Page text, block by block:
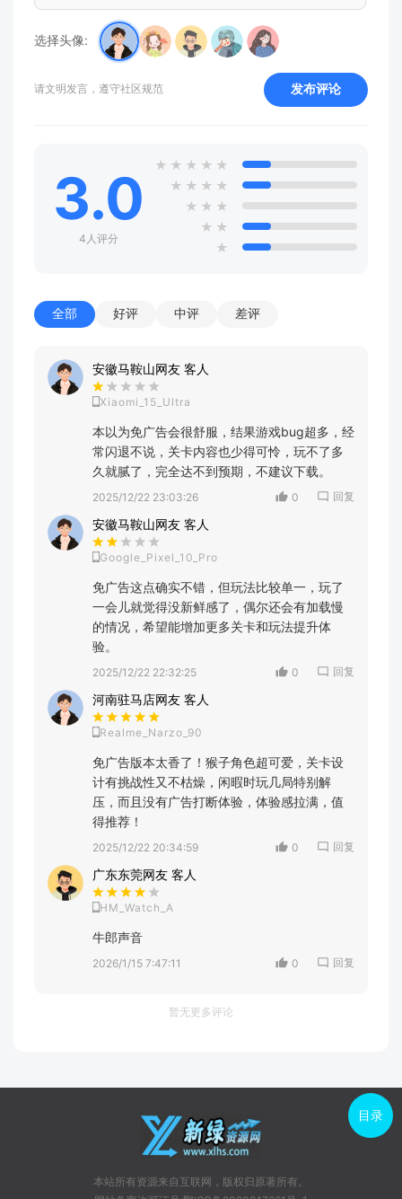
选择头像:
请文明发言，遵守社区规范 发布评论
3.0
4人评分
★ ★ ★ ★ ★
★ ★ ★ ★
★ ★ ★
★ ★
★
全部 好评 中评 差评
安徽马鞍山网友 客人
Xiaomi_15_Ultra
本以为免广告会很舒服，结果游戏bug超多，经
常闪退不说，关卡内容也少得可怜，玩不了多
久就腻了，完全达不到预期，不建议下载。
2025/12/22 23:03:26 0 回复
安徽马鞍山网友 客人
Google_Pixel_10_Pro
免广告这点确实不错，但玩法比较单一，玩了
一会儿就觉得没新鲜感了，偶尔还会有加载慢
的情况，希望能增加更多关卡和玩法提升体
验。
2025/12/22 22:32:25 0 回复
河南驻马店网友 客人
Realme_Narzo_90
免广告版本太香了！猴子角色超可爱，关卡设
计有挑战性又不枯燥，闲暇时玩几局特别解
压，而且没有广告打断体验，体验感拉满，值
得推荐！
2025/12/22 20:34:59 0 回复
广东东莞网友 客人
HM_Watch_A
牛郎声音
2026/1/15 7:47:11 0 回复
暂无更多评论
本站所有资源来自互联网，版权归原著所有。
目录